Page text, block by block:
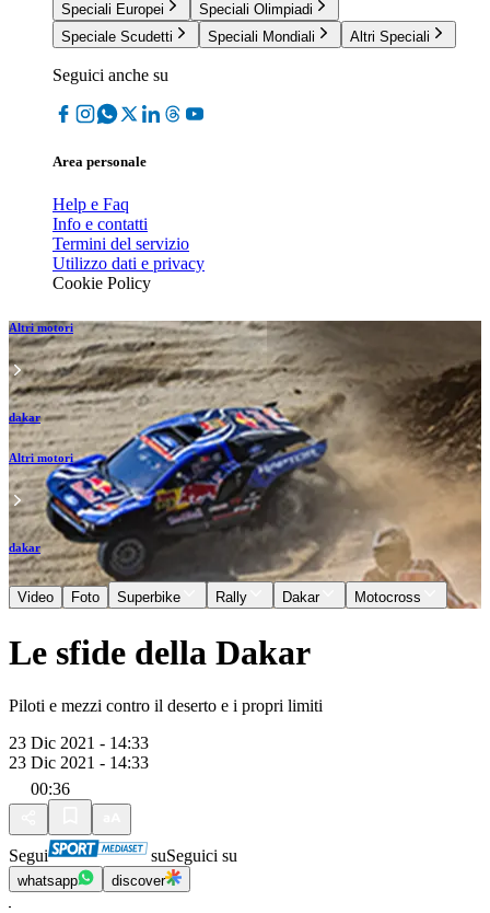
Speciali Europei
Speciali Olimpiadi
Speciale Scudetti
Speciali Mondiali Altri Speciali
Seguici anche su
Area personale
Help e Faq
Info e contatti
Termini del servizio
Utilizzo dati e privacy
Cookie Policy
Altri motori
dakar
Altri motori
dakar
Video Foto Superbike Rally Dakar Motocross
Le sfide della Dakar
Piloti e mezzi contro il deserto e i propri limiti
23 Dic 2021 - 14:33
23 Dic 2021 - 14:33
00:36
Segui suSeguici su
whatsapp discover